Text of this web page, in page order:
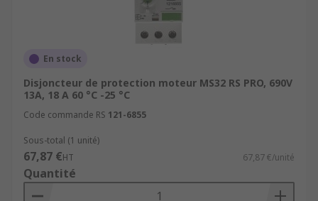
En stock
Disjoncteur de protection moteur MS32 RS PRO, 690V
13A, 18 A 60 °C -25 °C
Code commande RS 121-6855
Sous-total (1 unité)
67,87 €HT 67,87 €/unité
Quantité